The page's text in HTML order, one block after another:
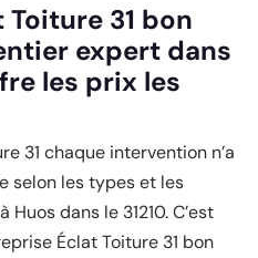
31 bon
expert dans
les prix les
31 chaque intervention n’a
selon les types et les
dans le 31210. C’est
Éclat Toiture 31 bon